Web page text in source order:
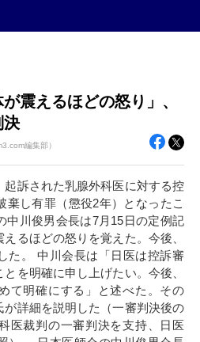
震えるほどの怒り」、
決
編集部）
訴された乳腺外科医に対する控
棄し有罪（懲役2年）となったこ
中川俊男会長は7月15日の定例記
るほどの怒りを覚えた。今後、
た。 中川会長は「日医は控訴審
を明確に申し上げたい。今後、
て明確にする」と述べた。その
詳細を説明した（一審判決後の
医裁判の一審判決を支持、日医